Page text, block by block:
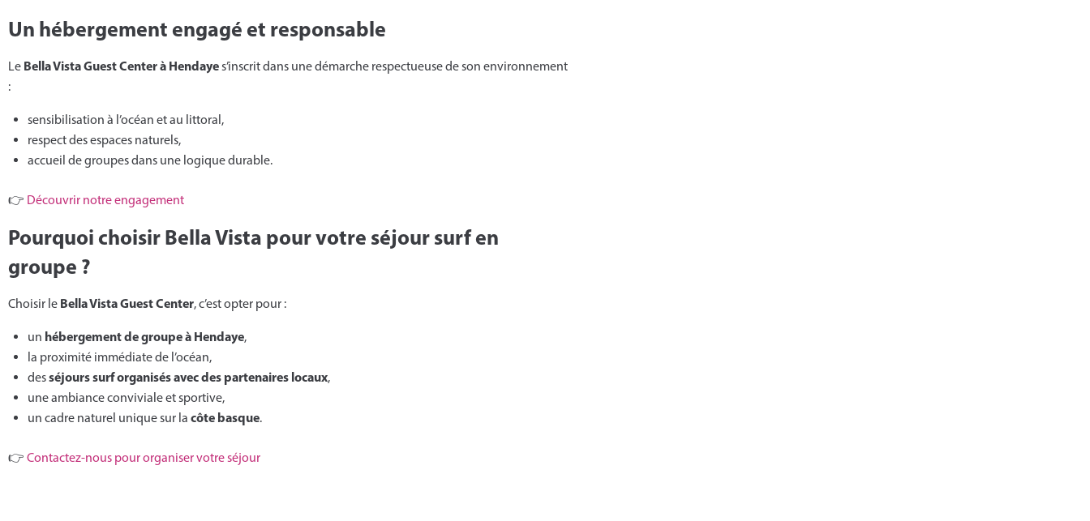
Un hébergement engagé et responsable
Le Bella Vista Guest Center à Hendayes’inscrit dans une démarche respectueuse de son environnement
:
sensibilisation à l’océan et au littoral,
respect des espaces naturels,
accueil de groupes dans une logique durable.
👉 Découvrir notre engagement
Pourquoi choisir Bella Vista pour votre séjour surf en
groupe ?
Choisir le Bella Vista Guest Center, c’est opter pour :
un hébergement de groupe à Hendaye,
la proximité immédiate de l’océan,
desséjours surf organisés avec des partenaires locaux,
une ambiance conviviale et sportive,
un cadre naturel unique sur la côte basque.
👉 Contactez-nous pour organiser votre séjour